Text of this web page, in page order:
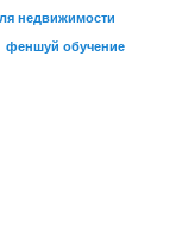
недвижимости
феншуй обучение